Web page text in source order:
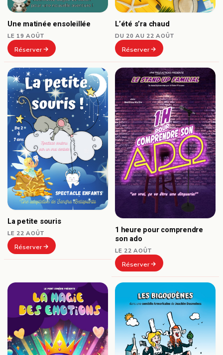
Une matinée ensoleillée
LE 19 AOÛT
Réserver
L’été s’ra chaud
DU 20 AU 22 AOÛT
Réserver
La petite souris
LE 22 AOÛT
Réserver
1 heure pour comprendre
son ado
LE 22 AOÛT
Réserver